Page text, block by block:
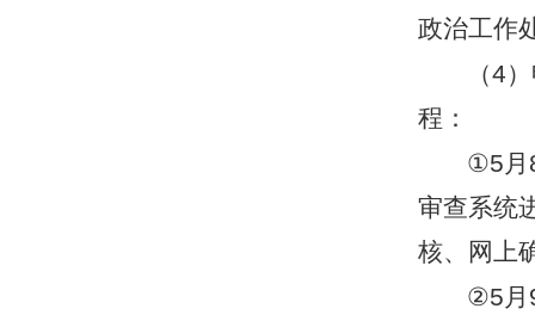
政治工作
（4
程：
①5月
审查系统
核、网上
②5月